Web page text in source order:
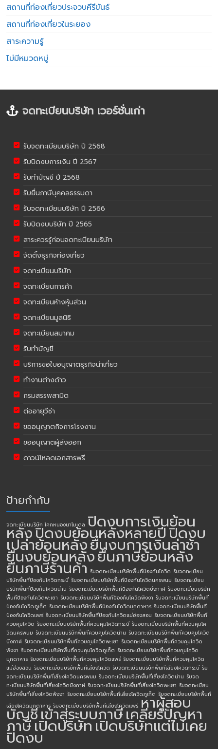
สถานที่ท่องเที่ยวประจวบคีรีขันธ์
สถานที่ท่องเที่ยวในระยอง
สาระความรู้
ไม่มีหมวดหมู่
จดทะเบียนบริษัท เวอร์ชั่นเก่า
รับจดทะเบียนบริษัท ปี 2568
รับปิดงบการเงิน ปี 2567
รับทำบัญชี ปี 2568
รับยื่นภาษีบุคคลธรรมดา
รับจดทะเบียนบริษัท ปี 2566
รับปิดงบบริษัท ปี 2565
สาระควรรู้ก่อนจดทะเบียนบริษัท
จัดตั้งธุรกิจท่องเที่ยว
จดทะเบียนบริษัท
จดทะเบียนการค้า
จดทะเบียนห้างหุ้นส่วน
จดทะเบียนมูลนิธิ
จดทะเบียนสมาคม
รับทำบัญชี
บริการขอใบอนุญาตธุรกิจนำเที่ยว
ทำงานต่างด้าว
กรมสรรพสามิต
ต่ออายุวีซ่า
ขออนุญาตกิจการโรงงาน
ขออนุญาตผู้ส่งออก
ดาวน์โหลดเอกสารฟรี
ป้ายกำกับ
จดทะเบียนบริษัท โคกหนองนาโมเดล ปิดงบการเงินย้อน
หลังปิดงบย้อนหลังหลายปีปิดงบ
เปล่าย้อนหลังยื่นงบการเงินล่าช้า
ยื่นงบย้อนหลังยื่นภาษีย้อนหลัง
ยื่นภาษีร้านค้า รับจดทะเบียนบริษัทพื้นทีป้องกันโควิด รับจดทะเบียน
บริษัทพื้นทีป้องกันโควิดกระบี่ รับจดทะเบียนบริษัทพื้นทีป้องกันโควิดนครพนม รับจดทะเบียน
บริษัทพื้นทีป้องกันโควิดน่าน รับจดทะเบียนบริษัทพื้นทีป้องกันโควิดบึงกาฬ รับจดทะเบียนบริษัท
พื้นทีป้องกันโควิดพะเยา รับจดทะเบียนบริษัทพื้นทีป้องกันโควิดพังงา รับจดทะเบียนบริษัทพื้นที
ป้องกันโควิดภูเก็ต รับจดทะเบียนบริษัทพื้นทีป้องกันโควิดมุกดาหาร รับจดทะเบียนบริษัทพื้นที
ป้องกันโควิดแพร่ รับจดทะเบียนบริษัทพื้นทีป้องกันโควิดแม่ฮ่องสอน รับจดทะเบียนบริษัทพื้นที่
ควบคุมโควิด รับจดทะเบียนบริษัทพื้นที่ควบคุมโควิดกระบี่ รับจดทะเบียนบริษัทพื้นที่ควบคุมโค
วิดนครพนม รับจดทะเบียนบริษัทพื้นที่ควบคุมโควิดน่าน รับจดทะเบียนบริษัทพื้นที่ควบคุมโควิด
บึงกาฬ รับจดทะเบียนบริษัทพื้นที่ควบคุมโควิดพะเยา รับจดทะเบียนบริษัทพื้นที่ควบคุมโควิด
พังงา รับจดทะเบียนบริษัทพื้นที่ควบคุมโควิดภูเก็ต รับจดทะเบียนบริษัทพื้นที่ควบคุมโควิด
มุกดาหาร รับจดทะเบียนบริษัทพื้นที่ควบคุมโควิดแพร่ รับจดทะเบียนบริษัทพื้นที่ควบคุมโควิด
แม่ฮ่องสอน รับจดทะเบียนบริษัทพื้นที่เสี่ยงโควิด รับจดทะเบียนบริษัทพื้นที่เสี่ยงโควิดกระบี่ รับ
จดทะเบียนบริษัทพื้นที่เสี่ยงโควิดนครพนม รับจดทะเบียนบริษัทพื้นที่เสี่ยงโควิดน่าน รับจด
ทะเบียนบริษัทพื้นที่เสี่ยงโควิดบึงกาฬ รับจดทะเบียนบริษัทพื้นที่เสี่ยงโควิดพะเยา รับจดทะเบียน
บริษัทพื้นที่เสี่ยงโควิดพังงา รับจดทะเบียนบริษัทพื้นที่เสี่ยงโควิดภูเก็ต รับจดทะเบียนบริษัทพื้นที่
เสี่ยงโควิดมุกดาหาร รับจดทะเบียนบริษัทพื้นที่เสี่ยงโควิดแพร่ หาผู้สอบ
บัญชีเข้าสู่ระบบภาษีเคลียร์ปัญหา
ภาษีเปิดบริษัทเปิดบริษัทแต่ไม่เคย
ปิดงบ